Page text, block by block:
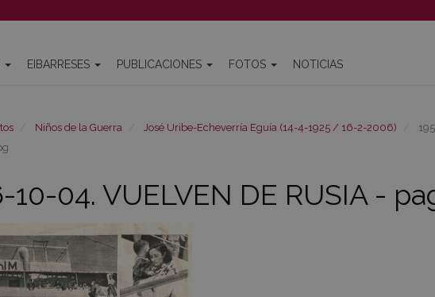
EIBARRESES PUBLICACIONES FOTOS NOTICIAS
Niños de la Guerra José Uribe-Echeverría Eguía (14-4-1925 / 16-2-2006)
10-04. VUELVEN DE RUSIA -